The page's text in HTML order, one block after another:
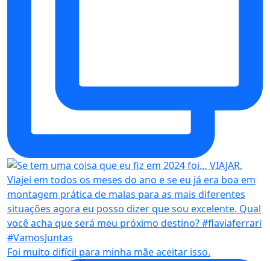
Foi muito difícil para minha mãe aceitar isso.